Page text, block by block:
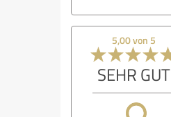
5,00 von 5
SEHR GUT